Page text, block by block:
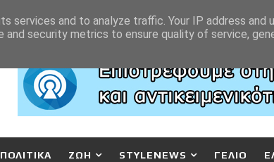
ΖΩΗ STYLENEWS ΓΕΛΙΟ
services and to analyze traffic. Your IP address and
and security metrics to ensure quality of service,